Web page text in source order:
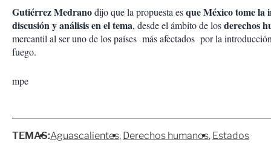
Gutiérrez Medranodijo que la propuesta esque México tome la
discusión y análisis en el tema, desde el ámbito de losderechos
mercantil al ser uno de los países más afectados por la
fuego.
mpe
TEMAS:Aguascalientes Derechos humanos Estados